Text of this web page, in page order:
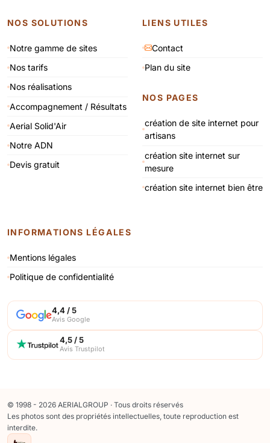
NOS SOLUTIONS
Notre gamme de sites
Nos tarifs
Nos réalisations
Accompagnement / Résultats
Aerial Solid'Air
Notre ADN
Devis gratuit
LIENS UTILES
Contact
Plan du site
NOS PAGES
création de site internet pour
artisans
création site internet sur
mesure
création site internet bien être
INFORMATIONS LÉGALES
Mentions légales
Politique de confidentialité
4,4 / 5
Avis Google
4,5 / 5
Avis Trustpilot
© 1998 - 2026 AERIALGROUP · Tous droits réservés
Les photos sont des propriétés intellectuelles, toute reproduction est
interdite.